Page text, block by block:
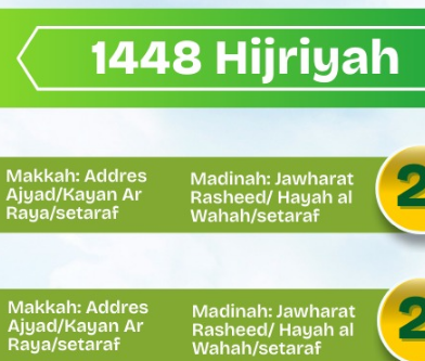
Ajak Anak Muda Jadi Pemimpin Bangsa
Pertanyakan Ketegasan Penegakan Hukum
Demo, Ini Bantahan Asintel Kejati Sumbar
Tuhan Yang Maha Esa
Kasus Jembatan Sikabu Padang Pariaman
dan Pendapatan
Dedikasi Prajurit Dukung Pembangunan Nasional